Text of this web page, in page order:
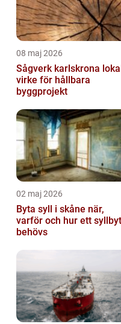
08 maj 2026
Sågverk karlskrona lokalt
virke för hållbara
byggprojekt
02 maj 2026
Byta syll i skåne när,
varför och hur ett
behövs